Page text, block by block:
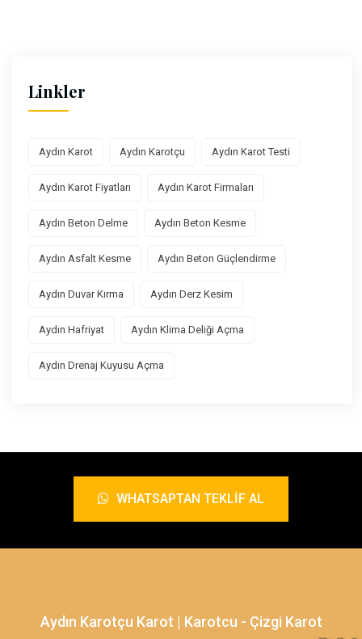
Linkler
Aydın Karot Aydın Karotçu Aydın Karot Testi
Aydın Karot Fiyatları Aydın Karot Firmaları
Aydın Beton Delme Aydın Beton Kesme
Aydın Asfalt Kesme Aydın Beton Güçlendirme
Aydın Duvar Kırma Aydın Derz Kesim
Aydın Hafriyat Aydın Klima Deliği Açma
Aydın Drenaj Kuyusu Açma
WHATSAPTAN TEKLIF AL
Aydın Karotçu Karot | Karotcu - Çizgi Karot